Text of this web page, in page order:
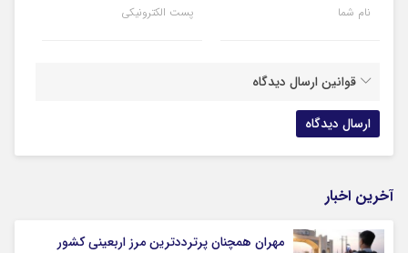
نام شما پست الکترونیکی
قوانین ارسال دیدگاه
آخرین اخبار
مهران همچنان پرترددترین مرز اربعینی کشور